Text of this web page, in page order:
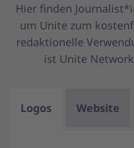
Hier finden
um Unite zum
redaktionelle
ist Unite
Logos Website